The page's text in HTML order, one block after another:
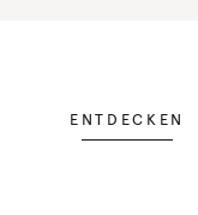
ENTDECKEN